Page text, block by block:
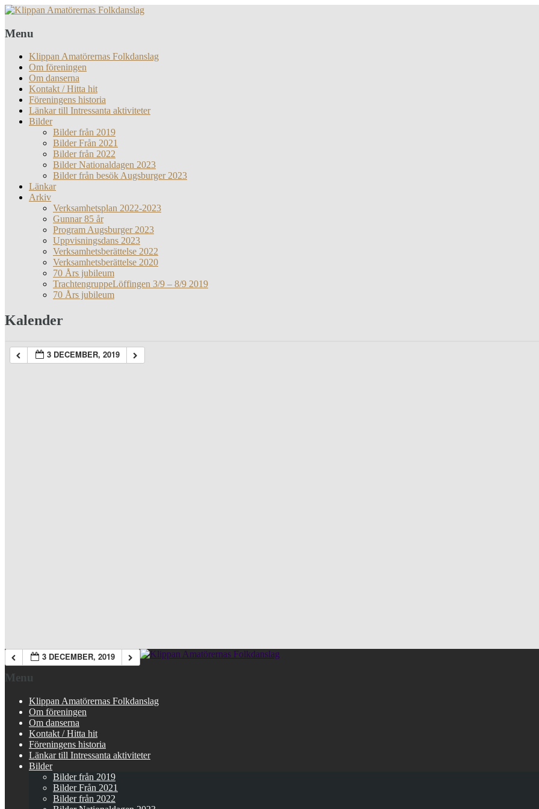
Menu
Klippan Amatörernas Folkdanslag
Om föreningen
Om danserna
Kontakt / Hitta hit
Föreningens historia
Länkar till Intressanta aktiviteter
Bilder
Bilder från 2019
Bilder Från 2021
Bilder från 2022
Bilder Nationaldagen 2023
Bilder från besök Augsburger 2023
Länkar
Arkiv
Verksamhetsplan 2022-2023
Gunnar 85 år
Program Augsburger 2023
Uppvisningsdans 2023
Verksamhetsberättelse 2022
Verksamhetsberättelse 2020
70 Års jubileum
TrachtengruppeLöffingen 3/9 – 8/9 2019
70 Års jubileum
Kalender
3 DECEMBER, 2019
3 DECEMBER, 2019
Menu
Klippan Amatörernas Folkdanslag
Om föreningen
Om danserna
Kontakt / Hitta hit
Föreningens historia
Länkar till Intressanta aktiviteter
Bilder
Bilder från 2019
Bilder Från 2021
Bilder från 2022